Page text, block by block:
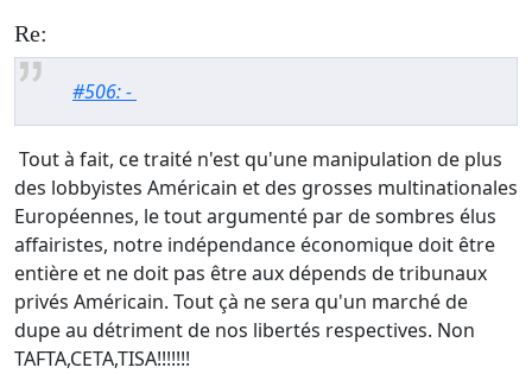
Re:
#506: -
Tout à fait, ce traité n'est qu'une manipulation de plus
des lobbyistes Américain et des grosses multinationales
Européennes, le tout argumenté par de sombres élus
affairistes, notre indépendance économique doit être
entière et ne doit pas être aux dépends de tribunaux
privés Américain. Tout çà ne sera qu'un marché de
dupe au détriment de nos libertés respectives. Non
TAFTA,CETA,TISA!!!!!!!